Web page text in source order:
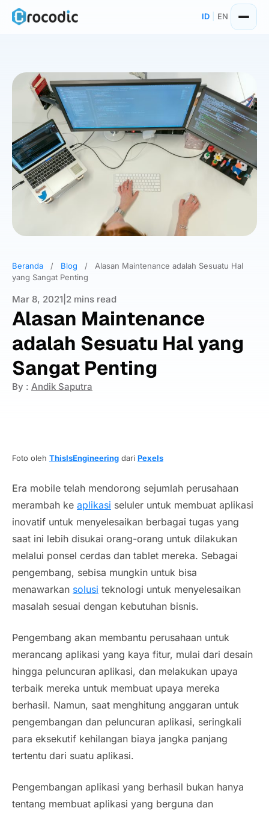
Skip
ID EN
Beranda / Blog /
Alasan Maintenance adalah Sesuatu Hal
yang Sangat Penting
Mar 8, 2021 2 mins read
Alasan Maintenance
adalah Sesuatu Hal yang
Sangat Penting
By : Andik Saputra
Foto oleh ThisIsEngineering dari Pexels
Era mobile telah mendorong sejumlah perusahaan
merambah ke aplikasi seluler untuk membuat aplikasi
inovatif untuk menyelesaikan berbagai tugas yang
saat ini lebih disukai orang-orang untuk dilakukan
melalui ponsel cerdas dan tablet mereka. Sebagai
pengembang, sebisa mungkin untuk bisa
menawarkan solusi teknologi untuk menyelesaikan
masalah sesuai dengan kebutuhan bisnis.
Pengembang akan membantu perusahaan untuk
merancang aplikasi yang kaya fitur, mulai dari desain
hingga peluncuran aplikasi, dan melakukan upaya
terbaik mereka untuk membuat upaya mereka
berhasil. Namun, saat menghitung anggaran untuk
pengembangan dan peluncuran aplikasi, seringkali
para eksekutif kehilangan biaya jangka panjang
tertentu dari suatu aplikasi.
Pengembangan aplikasi yang berhasil bukan hanya
tentang membuat aplikasi yang berguna dan